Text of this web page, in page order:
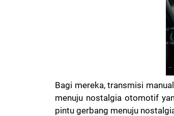
Bagi mereka, transmisi
menuju nostalgia otomotif
pintu gerbang menuju